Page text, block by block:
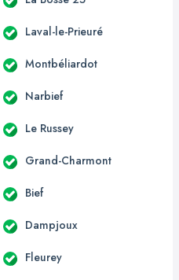
Laval-le-Prieuré
Montbéliardot
Narbief
Le Russey
Grand-Charmont
Bief
Dampjoux
Fleurey